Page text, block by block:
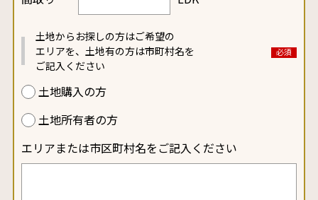
土地からお探しの方はご希望の
エリアを、 土地有の方は市町村名を
ご記入ください
土地購入の方
土地所有者の方
エリアまたは市区町村名をご記入ください